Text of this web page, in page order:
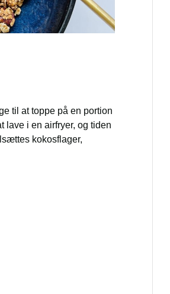
til at toppe på en portion
lave i en airfryer, og tiden
kokosflager,